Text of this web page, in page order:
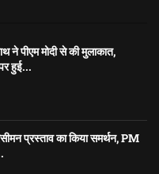
ने पीएम मोदी से की मुलाकात,
हुई...
प्रस्ताव का किया समर्थन, PM